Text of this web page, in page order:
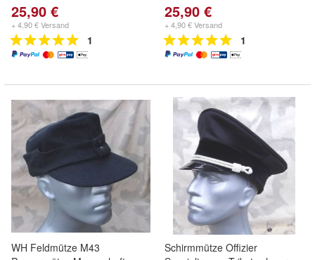
25,90 €
+ 4,90 € Versand
1
25,90 €
+ 4,90 € Versand
1
WH Feldmütze M43
Schirmmütze Offizier